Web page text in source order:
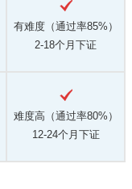
有难度（通过率85%）
2-18个月下证
难度高（通过率80%）
12-24个月下证